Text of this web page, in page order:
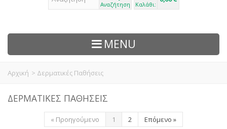
Αναζήτηση Καλάθι:
MENU
ΥΠΗΡΕΣΊΕΣ
Αρχική > Δερματικές Παθήσεις
ΔΕΡΜΑΤΙΚΈΣ ΠΑΘΉΣΕΙΣ
« Προηγούμενο 1 2 Επόμενο »